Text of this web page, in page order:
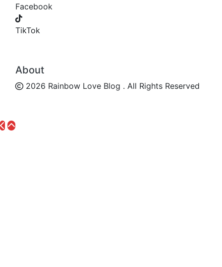
Facebook
TikTok
About
2026 Rainbow Love Blog . All Rights Reserved